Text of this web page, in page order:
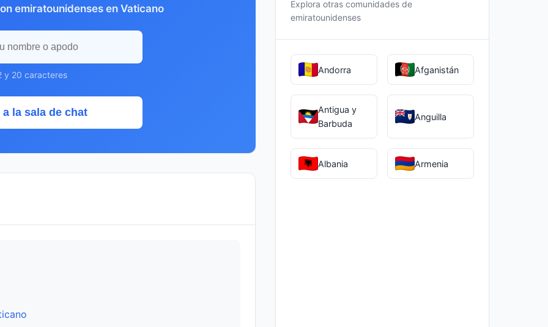
emiratounidenses en Vaticano
y 20 caracteres
la sala de chat
Explora otras comunidades de
emiratounidenses
Andorra Afganistán
Antigua y
Barbuda
Anguilla
Albania Armenia